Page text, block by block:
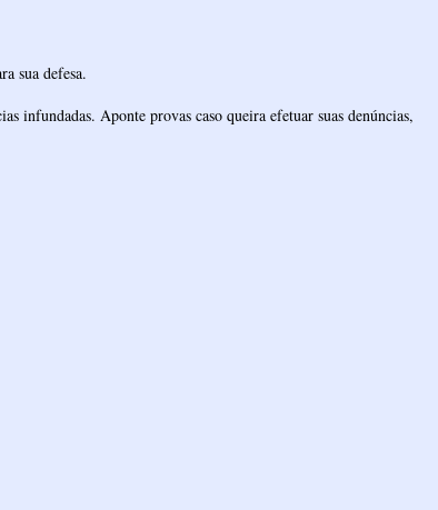
sua defesa.
infundadas. Aponte provas caso queira efetuar suas denúncias,